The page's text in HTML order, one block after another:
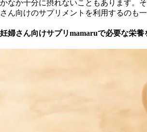
かなか十分に摂れないこともあります。
さん向けのサプリメントを利用するのも一
妊婦さん向けサプリmamaruで必要な栄養